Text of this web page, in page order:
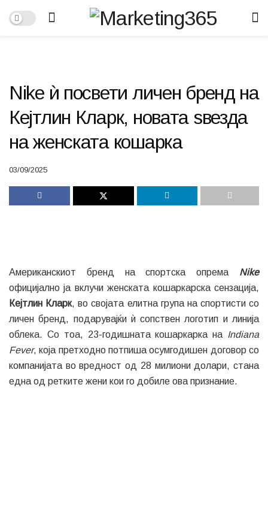
Nike ѝ посвети личен бренд на
Кејтлин Кларк, новата ѕвезда
на женската кошарка
03/09/2025
Американскиот бренд на спортска опрема Nike
официјално ја вклучи женската кошаркарска сензација,
Кејтлин Кларк, во својата елитна група на спортисти со
личен бренд, подарувајќи ѝ сопствен логотип и линија
облека. Со тоа, 23-годишната кошаркарка на Indiana
Fever, која претходно потпиша осумгодишен договор со
компанијата во вредност од 28 милиони долари, стана
една од ретките жени кои го добиле ова признание.